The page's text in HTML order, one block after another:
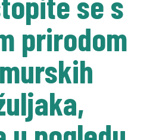
prirodom